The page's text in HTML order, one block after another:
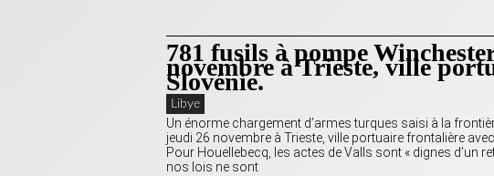
781 fusils à pompe
novembre à Trieste, ville
Slovénie.
Libye
Un énorme chargement d’armes turques saisi à la
jeudi 26 novembre à Trieste, ville portuaire frontalière
Pour Houellebecq, les actes de Valls sont « dignes d’un
nos lois ne sont